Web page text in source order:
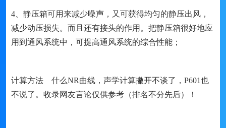
4、静压箱可用来减少噪声，又可获得均匀的静压出风，
减少动压损失。而且还有接头的作用。把静压箱很好地应
用到通风系统中，可提高通风系统的综合性能；
计算方法 什么NR曲线，声学计算撇开不谈了，P601也
不说了。收录网友言论仅供参考（排名不分先后）！